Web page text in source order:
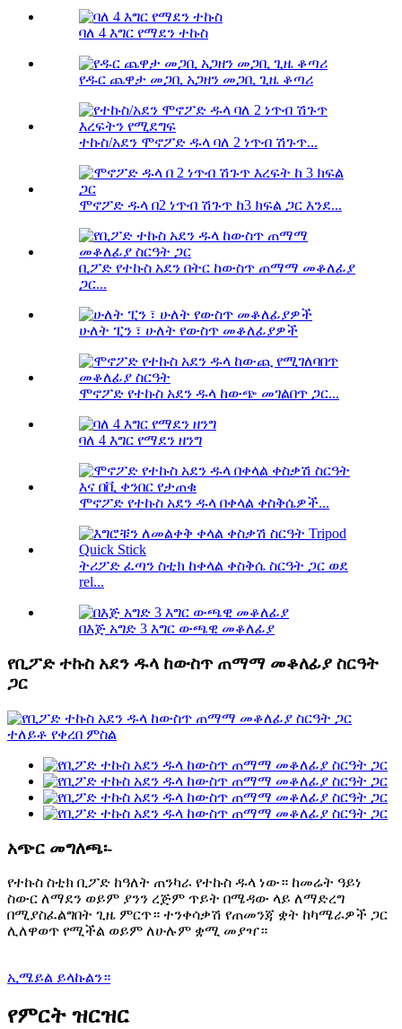
ባለ 4 እግር የማደን ተኩስ
የዱር ጨዋታ መጋቢ አጋዘን መጋቢ ጊዜ ቆጣሪ
ተኩስ/አደን ሞኖፖድ ዱላ ባለ 2 ነጥብ ሽጉጥ...
ሞኖፖድ ዱላ በ2 ነጥብ ሽጉጥ ከ3 ክፍል ጋር እንደ...
ቢፖድ የተኩስ አደን በትር ከውስጥ ጠማማ መቆለፊያ
ጋር...
ሁለት ፒን ፣ ሁለት የውስጥ መቆለፊያዎች
ሞኖፖድ የተኩስ አደን ዱላ ከውጭ መገልበጥ ጋር...
ባለ 4 እግር የማደን ዘንግ
ሞኖፖድ የተኩስ አደን ዱላ በቀላል ቀስቅሴዎች...
ትሪፖድ ፈጣን ስቲክ ከቀላል ቀስቅሴ ስርዓት ጋር ወደ
rel...
በእጅ አግድ 3 እግር ውጫዊ መቆለፊያ
የቢፖድ ተኩስ አደን ዱላ ከውስጥ ጠማማ መቆለፊያ ስርዓት
ጋር
አጭር መግለጫ፡-
የተኩስ ስቲክ ቢፖድ ከዓለት ጠንካራ የተኩስ ዱላ ነው። ከመሬት ዓይነ
ስውር ለማደን ወይም ያንን ረጅም ጥይት በሜዳው ላይ ለማድረግ
በሚያስፈልግበት ጊዜ ምርጥ። ተንቀሳቃሽ የጠመንጃ ቋት ከካሜራዎች ጋር
ሊለዋወጥ የሚችል ወይም ለሁሉም ቋሚ መያዣ።
ኢሜይል ይላኩልን።
የምርት ዝርዝር